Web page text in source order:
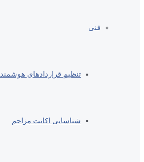
فنی
تنظیم قراردادهای هوشمند
شناسایی اکانت مزاحم